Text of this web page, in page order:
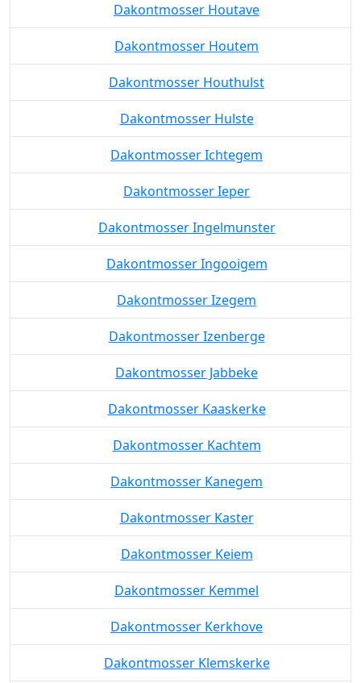
Dakontmosser Houtave
Dakontmosser Houtem
Dakontmosser Houthulst
Dakontmosser Hulste
Dakontmosser Ichtegem
Dakontmosser Ieper
Dakontmosser Ingelmunster
Dakontmosser Ingooigem
Dakontmosser Izegem
Dakontmosser Izenberge
Dakontmosser Jabbeke
Dakontmosser Kaaskerke
Dakontmosser Kachtem
Dakontmosser Kanegem
Dakontmosser Kaster
Dakontmosser Keiem
Dakontmosser Kemmel
Dakontmosser Kerkhove
Dakontmosser Klemskerke